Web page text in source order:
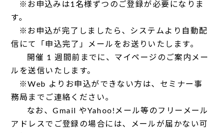
※お申込みは1名様ずつのご登録が必要になりま
す。
※お申込が完了しましたら、システムより自動配
信にて「申込完了」メールをお送りいたします。
開催 1 週間前までに、マイページのご案内メー
ルを送信いたします。
※Web よりお申込ができない方は、セミナー事
務局までご連絡ください。
なお、Gmail やYahoo!メール等のフリーメール
アドレスでご登録の場合には、メールが届かない可